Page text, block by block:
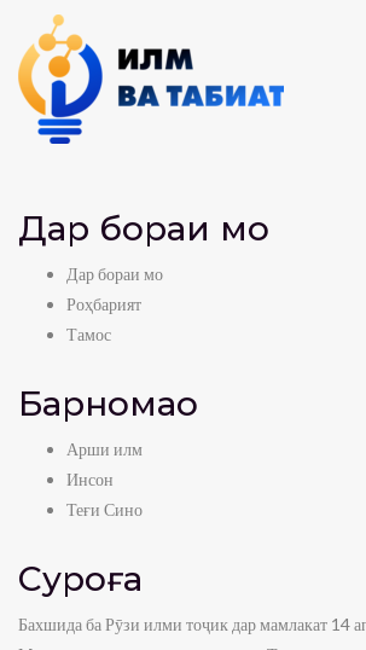
Дар бораи мо
Дар бораи мо
Роҳбарият
Тамос
Барномаҳо
Арши илм
Инсон
Теғи Сино
Суроға
Бахшида ба Рӯзи илми тоҷик дар мамлакат 14